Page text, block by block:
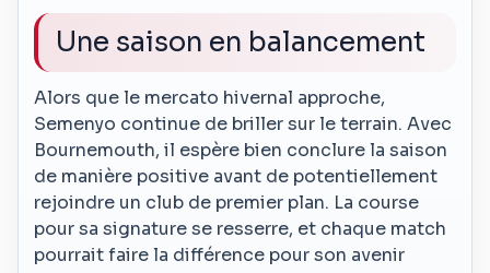
Une saison en balancement
Alors que le mercato hivernal approche,
Semenyo continue de briller sur le terrain. Avec
Bournemouth, il espère bien conclure la saison
de manière positive avant de potentiellement
rejoindre un club de premier plan. La course
pour sa signature se resserre, et chaque match
pourrait faire la différence pour son avenir